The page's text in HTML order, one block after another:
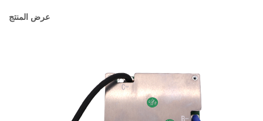
عرض المنتج